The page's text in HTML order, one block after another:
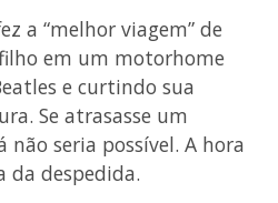
a “melhor viagem” de
em um motorhome
e curtindo sua
Se atrasasse um
não seria possível. A hora
da despedida.